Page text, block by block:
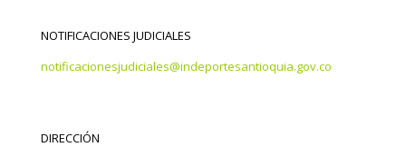
NOTIFICACIONES JUDICIALES
notificacionesjudiciales@indeportesantioquia.gov.co
DIRECCIÓN